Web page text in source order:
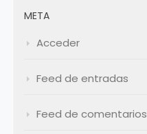
META
Acceder
Feed de entradas
Feed de comentarios